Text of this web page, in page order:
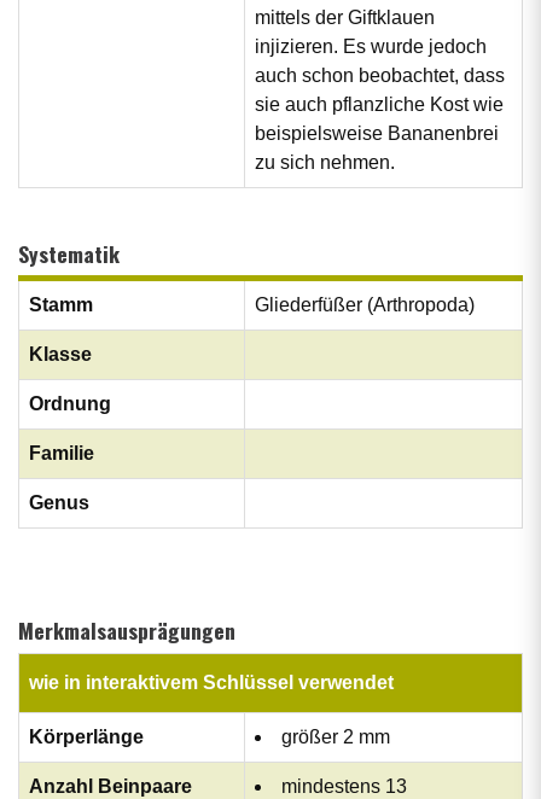
mittels der Giftklauen
injizieren. Es wurde jedoch
auch schon beobachtet, dass
sie auch pflanzliche Kost wie
beispielsweise Bananenbrei
zu sich nehmen.
Systematik
Stamm Gliederfüßer (Arthropoda)
Klasse
Ordnung
Familie
Genus
Merkmalsausprägungen
wie in interaktivem Schlüssel verwendet
Körperlänge größer 2 mm
Anzahl Beinpaare mindestens 13